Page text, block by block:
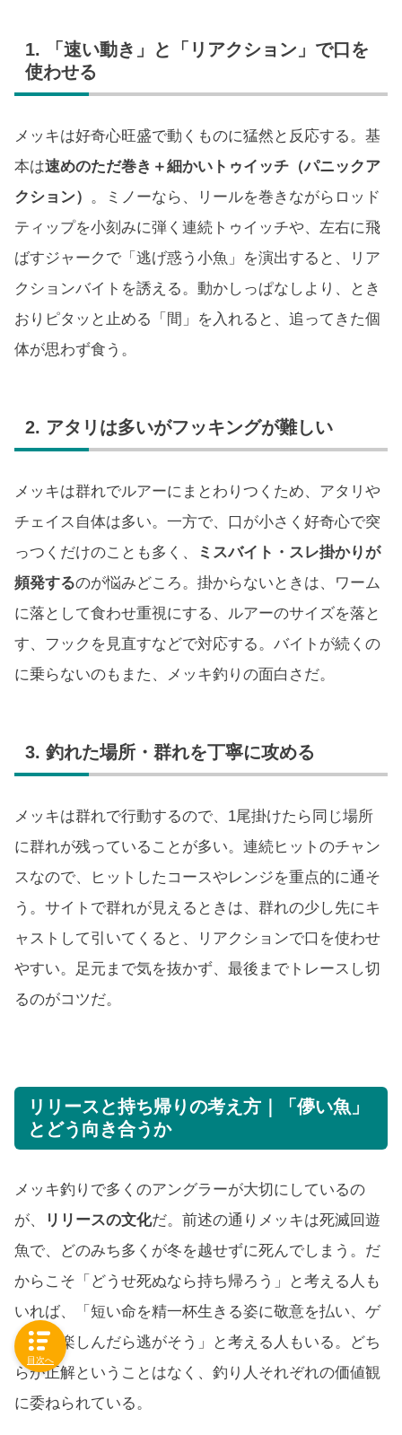
1. 「速い動き」と「リアクション」で口を
使わせる
メッキは好奇心旺盛で動くものに猛然と反応する。基
本は速めのただ巻き＋細かいトゥイッチ（パニックア
クション） 。ミノーなら、リールを巻きながらロッド
ティップを小刻みに弾く連続トゥイッチや、左右に飛
ばすジャークで「逃げ惑う小魚」を演出すると、リア
クションバイトを誘える。動かしっぱなしより、とき
おりピタッと止める「間」を入れると、追ってきた個
体が思わず食う。
2. アタリは多いがフッキングが難しい
メッキは群れでルアーにまとわりつくため、アタリや
チェイス自体は多い。一方で、口が小さく好奇心で突
っつくだけのことも多く、
ミスバイト・スレ掛かりが
頻発するのが悩みどころ。掛からないときは、ワーム
に落として食わせ重視にする、ルアーのサイズを落と
す、フックを見直すなどで対応する。バイトが続くの
に乗らないのもまた、メッキ釣りの面白さだ。
3. 釣れた場所・群れを丁寧に攻める
メッキは群れで行動するので、1尾掛けたら同じ場所
に群れが残っていることが多い。連続ヒットのチャン
スなので、ヒットしたコースやレンジを重点的に通そ
う。サイトで群れが見えるときは、群れの少し先にキ
ャストして引いてくると、リアクションで口を使わせ
やすい。足元まで気を抜かず、最後までトレースし切
るのがコツだ。
リリースと持ち帰りの考え方｜「儚い魚」
とどう向き合うか
メッキ釣りで多くのアングラーが大切にしているの
が、
リリースの文化だ。前述の通りメッキは死滅回遊
魚で、どのみち多くが冬を越せずに死んでしまう。だ
からこそ「どうせ死ぬなら持ち帰ろう」と考える人も
いれば、「短い命を精一杯生きる姿に敬意を払い、ゲ
ームを楽しんだら逃がそう」と考える人もいる。どち
らが正解ということはなく、釣り人それぞれの価値観
に委ねられている。
目次へ